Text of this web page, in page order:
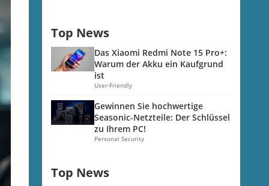
Top News
Das Xiaomi Redmi Note 15 Pro+:
Warum der Akku ein Kaufgrund
ist
User-Friendly
Gewinnen Sie hochwertige
Seasonic-Netzteile: Der Schlüssel
zu Ihrem PC!
Personal Security
Top News